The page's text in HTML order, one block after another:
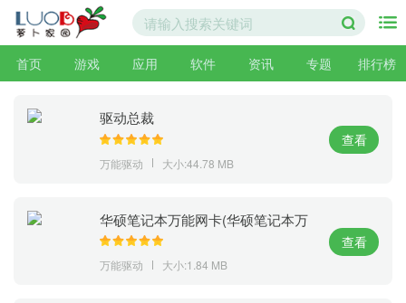
首页 游戏 应用 软件 资讯 专题 排行榜
驱动总裁
万能驱动 大小:44.78 MB
查看
华硕笔记本万能网卡(华硕笔记本万
能网卡官方下载)V2011官方版
万能驱动 大小:1.84 MB
查看